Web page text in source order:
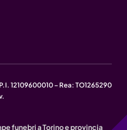
12109600010 – Rea: TO1265290
funebri a Torino e provincia